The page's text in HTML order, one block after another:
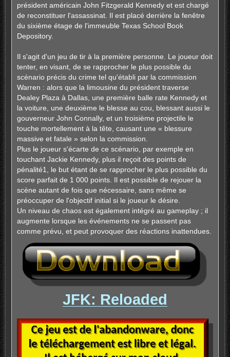
président américain John Fitzgerald Kennedy et est chargé
de reconstituer l'assassinat. Il est placé derrière la fenêtre
du sixième étage de l'immeuble Texas School Book
Depository.
Il s'agit d'un jeu de tir à la première personne. Le joueur doit
tenter, en visant, de se rapprocher le plus possible du
scénario précis du crime tel qu'établi par la commission
Warren : alors que la limousine du président traverse
Dealey Plaza à Dallas, une première balle rate Kennedy et
la voiture, une deuxième le blesse au cou, blessant aussi le
gouverneur John Connally, et un troisième projectile le
touche mortellement à la tête, causant une « blessure
massive et fatale » selon la commission.
Plus le joueur s'écarte de ce scénario, par exemple en
touchant Jackie Kennedy, plus il reçoit des points de
pénalité1, le but étant de se rapprocher le plus possible du
score parfait de 1 000 points. Il est possible de rejouer la
scène autant de fois que nécessaire, sans même se
préoccuper de l'objectif initial si le joueur le désire.
Un niveau de chaos est également intégré au gameplay ; il
augmente lorsque les événements ne se passent pas
comme prévu, et peut provoquer des réactions inattendues.
JFK: Reloaded